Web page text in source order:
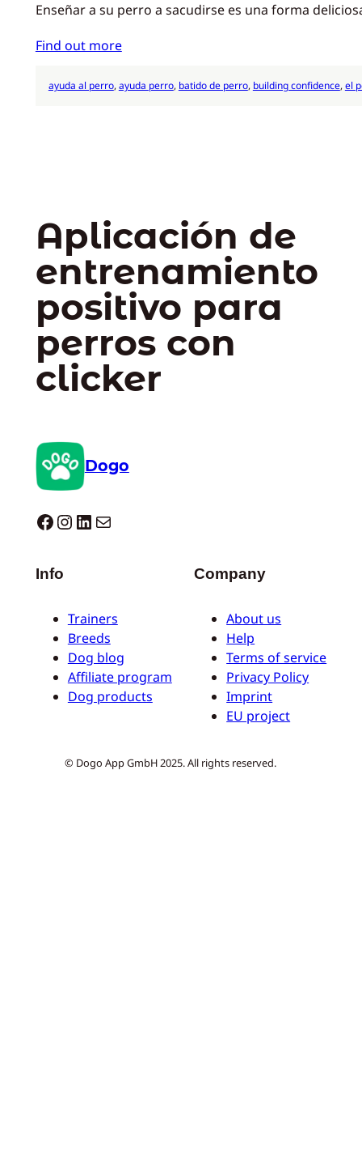
Enseñar a su perro a sacudirse es una forma
Find out more
ayuda al perro, ayuda perro, batido de perro, building confidence, el
Aplicación de
entrenamiento
positivo para
perros con
clicker
Dogo
Dogo facebook InstagramLinkedIn Correo electrónico
Info
Trainers
Breeds
Dog blog
Affiliate program
Dog products
Company
About us
Help
Terms of service
Privacy Policy
Imprint
EU project
© Dogo App GmbH 2025. All rights reserved.